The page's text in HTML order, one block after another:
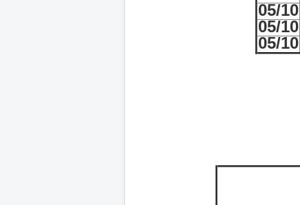
05/10
05/10
05/10